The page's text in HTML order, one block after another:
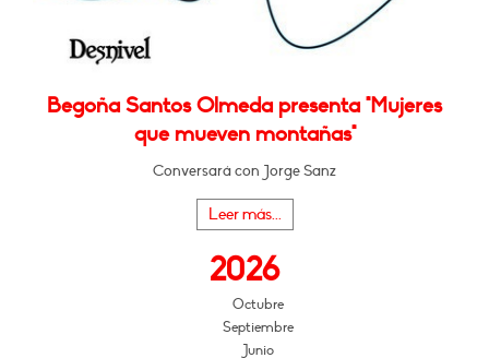
Begoña Santos Olmeda presenta "Mujeres
que mueven montañas"
Conversará con Jorge Sanz
Leer más...
2026
Octubre
Septiembre
Junio